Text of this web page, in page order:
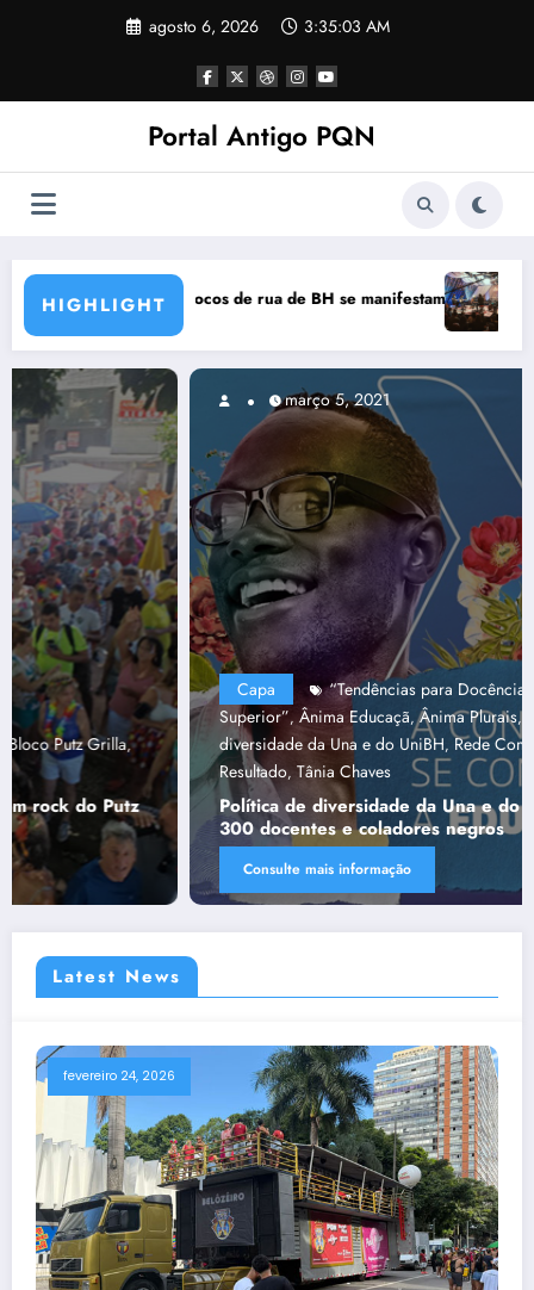
agosto 6, 2026 3:35:05 AM
Portal Antigo PQN
HIGHLIGHT
em nota de repúdio
Rocknights lança a primeira parte do DVD “Acoustic
Capa
“Tendências para Docência no Ensino
Superior”,Ânima Educaçã,Ânima Plurais, capa,Política de
diversidade da Una e do UniBH,Rede Comunicação de
Resultado
Tânia Chaves
Política de diversidade da Una e do UniBH envolve
300 docentes e coladores negros
Consulte mais informação
março 5, 2021
Latest News
fevereiro 24, 2026